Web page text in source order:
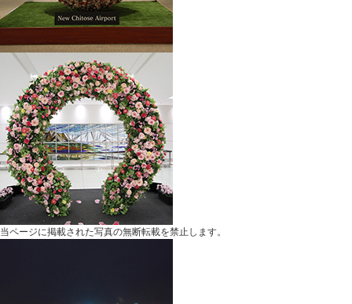
当ページに掲載された写真の無断転載を禁止します。